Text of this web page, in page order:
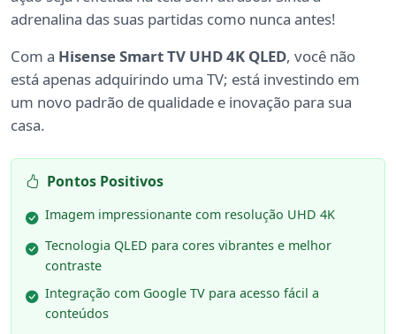
adrenalina das suas partidas como nunca antes!
Com a Hisense Smart TV UHD 4K QLED, você não
está apenas adquirindo uma TV; está investindo em
um novo padrão de qualidade e inovação para sua
casa.
Pontos Positivos
Imagem impressionante com resolução UHD 4K
Tecnologia QLED para cores vibrantes e melhor
contraste
Integração com Google TV para acesso fácil a
conteúdos